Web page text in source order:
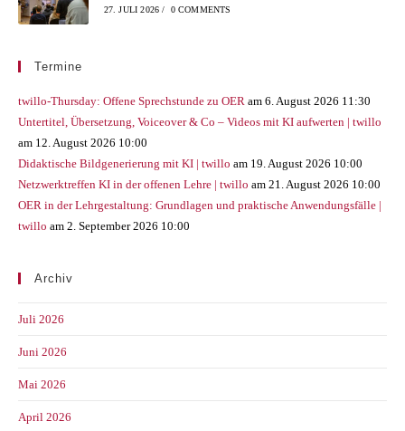
27. JULI 2026 / 0 COMMENTS
Termine
twillo-Thursday: Offene Sprechstunde zu OER am 6. August 2026 11:30
Untertitel, Übersetzung, Voiceover & Co – Videos mit KI aufwerten | twillo
am 12. August 2026 10:00
Didaktische Bildgenerierung mit KI | twillo am 19. August 2026 10:00
Netzwerktreffen KI in der offenen Lehre | twillo am 21. August 2026 10:00
OER in der Lehrgestaltung: Grundlagen und praktische Anwendungsfälle |
twillo am 2. September 2026 10:00
Archiv
Juli 2026
Juni 2026
Mai 2026
April 2026